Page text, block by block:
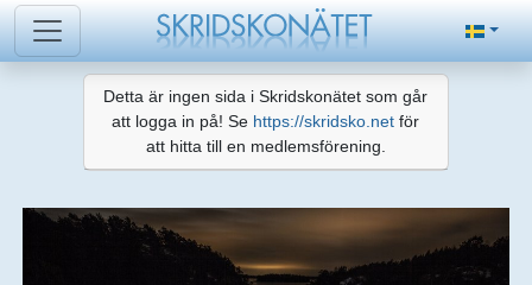
Detta är ingen sida i Skridskonätet som går
att logga in på! Se https://skridsko.net för
att hitta till en medlemsförening.